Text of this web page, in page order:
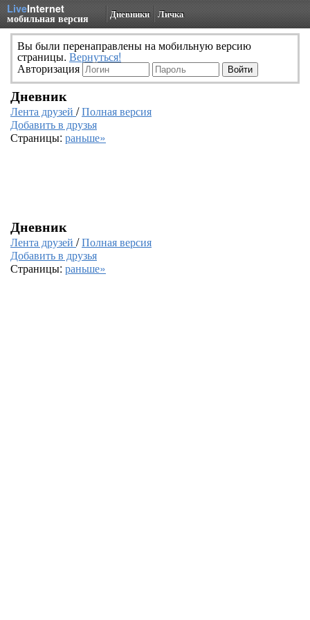
LiveInternet
мобильная версия Дневники Личка
Вы были перенаправлены на мобильную версию
страницы. Вернуться!
Авторизация
Дневник
Лента друзей /Полная версия
Добавить в друзья
Страницы: раньше»
Дневник
Лента друзей /Полная версия
Добавить в друзья
Страницы: раньше»